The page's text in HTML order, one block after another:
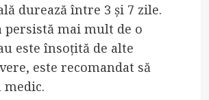
durează între 3 și 7 zile.
persistă mai mult de o
este însoțită de alte
este recomandat să